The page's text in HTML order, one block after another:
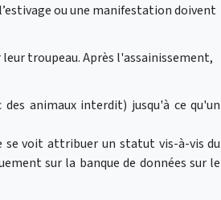
ou une manifestation doivent
troupeau. Après l'assainissement,
animaux interdit) jusqu'à ce qu'un
se voit attribuer un statut vis-à-vis du
sur la banque de données sur le